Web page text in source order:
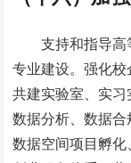
支持和指导
专业建设。强化
共建实验室、实习
数据分析、数据
数据空间项目孵